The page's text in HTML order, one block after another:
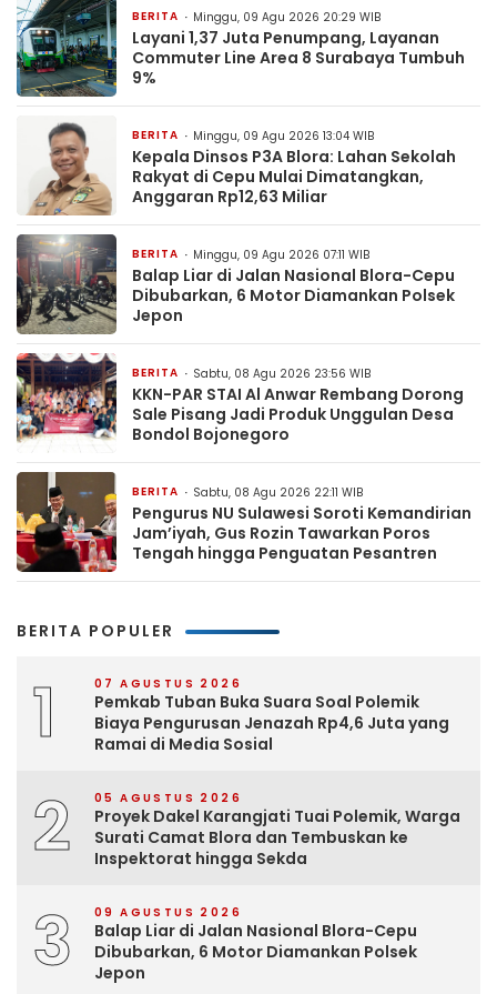
BERITA Minggu, 09 Agu 2026 20:29 WIB
Layani 1,37 Juta Penumpang, Layanan
Commuter Line Area 8 Surabaya Tumbuh
9%
BERITA Minggu, 09 Agu 2026 13:04 WIB
Kepala Dinsos P3A Blora: Lahan Sekolah
Rakyat di Cepu Mulai Dimatangkan,
Anggaran Rp12,63 Miliar
BERITA Minggu, 09 Agu 2026 07:11 WIB
Balap Liar di Jalan Nasional Blora-Cepu
Dibubarkan, 6 Motor Diamankan Polsek
Jepon
BERITA Sabtu, 08 Agu 2026 23:56 WIB
KKN-PAR STAI Al Anwar Rembang Dorong
Sale Pisang Jadi Produk Unggulan Desa
Bondol Bojonegoro
BERITA Sabtu, 08 Agu 2026 22:11 WIB
Pengurus NU Sulawesi Soroti Kemandirian
Jam’iyah, Gus Rozin Tawarkan Poros
Tengah hingga Penguatan Pesantren
BERITA POPULER
1 07 AGUSTUS 2026
Pemkab Tuban Buka Suara Soal Polemik
Biaya Pengurusan Jenazah Rp4,6 Juta yang
Ramai di Media Sosial
2 05 AGUSTUS 2026
Proyek Dakel Karangjati Tuai Polemik, Warga
Surati Camat Blora dan Tembuskan ke
Inspektorat hingga Sekda
3 09 AGUSTUS 2026
Balap Liar di Jalan Nasional Blora-Cepu
Dibubarkan, 6 Motor Diamankan Polsek
Jepon